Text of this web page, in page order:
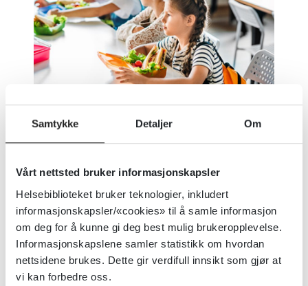
Samtykke Detaljer Om
Vårt nettsted bruker informasjonskapsler
Helsebiblioteket bruker teknologier, inkludert
informasjonskapsler/«cookies» til å samle informasjon
om deg for å kunne gi deg best mulig brukeropplevelse.
Informasjonskapslene samler statistikk om hvordan
nettsidene brukes. Dette gir verdifull innsikt som gjør at
vi kan forbedre oss.
Publisert 24. januar 2023
Et gratis skolemåltid ville også kunne
bidra til å redusere sosiale forskjeller i
kostholdet, avhengig av skolemåltidets
kvalitet, innhold og elevenes deltakelse.